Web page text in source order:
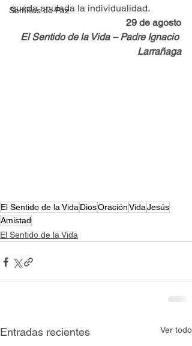
Semillas de Paz
queda anulada la individualidad.
29 de agosto
El Sentido de la Vida – Padre Ignacio
Larrañaga
El Sentido de la VidaDiosOraciónVidaJesús
Amistad
El Sentido de la Vida
Entradas recientes Ver todo